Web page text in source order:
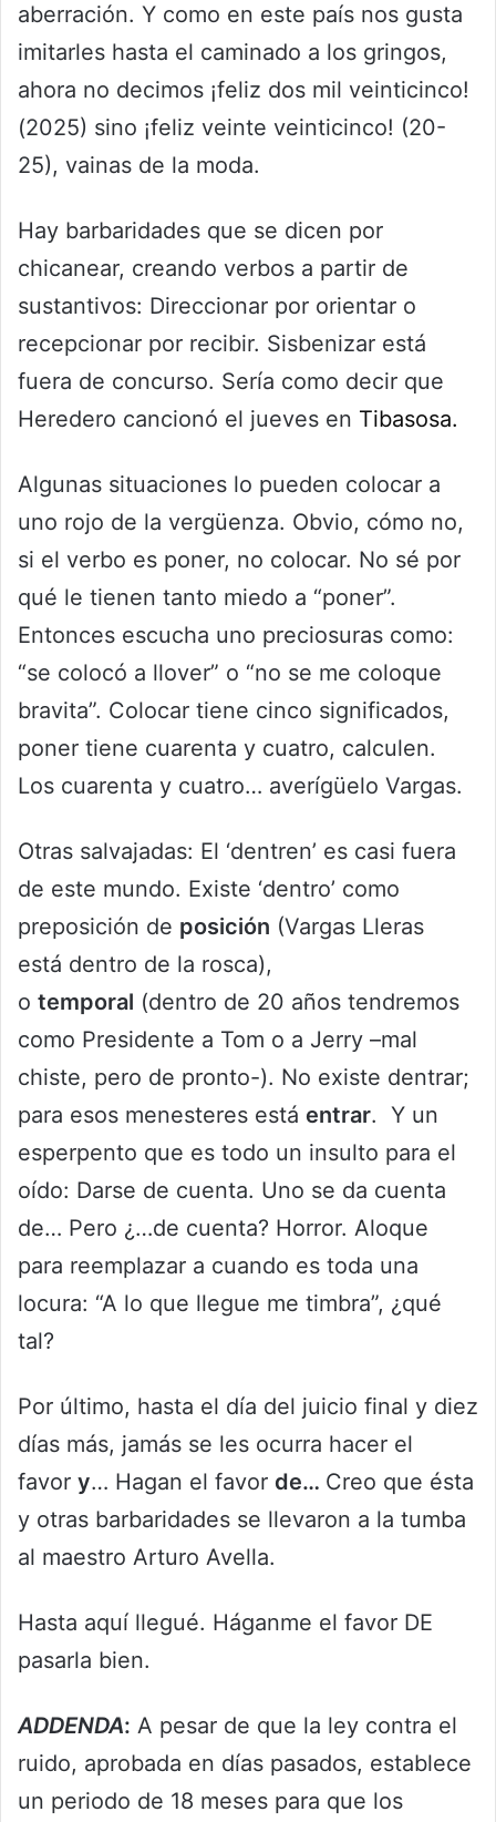
aberración. Y como en este país nos gusta
imitarles hasta el caminado a los gringos,
ahora no decimos ¡feliz dos mil veinticinco!
(2025) sino ¡feliz veinte veinticinco! (20-
25), vainas de la moda.
Hay barbaridades que se dicen por
chicanear, creando verbos a partir de
sustantivos: Direccionar por orientar o
recepcionar por recibir. Sisbenizar está
fuera de concurso. Sería como decir que
Heredero cancionó el jueves en Tibasosa.
Algunas situaciones lo pueden colocar a
uno rojo de la vergüenza. Obvio, cómo no,
si el verbo es poner, no colocar. No sé por
qué le tienen tanto miedo a “poner”.
Entonces escucha uno preciosuras como:
“se colocó a llover” o “no se me coloque
bravita”. Colocar tiene cinco significados,
poner tiene cuarenta y cuatro, calculen.
Los cuarenta y cuatro… averígüelo Vargas.
Otras salvajadas: El ‘dentren’ es casi fuera
de este mundo. Existe ‘dentro’ como
preposición de posición (Vargas Lleras
está dentro de la rosca),
o temporal (dentro de 20 años tendremos
como Presidente a Tom o a Jerry –mal
chiste, pero de pronto-). No existe dentrar;
para esos menesteres está entrar. Y un
esperpento que es todo un insulto para el
oído: Darse de cuenta. Uno se da cuenta
de… Pero ¿…de cuenta? Horror. Aloque
para reemplazar a cuando es toda una
locura: “A lo que llegue me timbra”, ¿qué
tal?
Por último, hasta el día del juicio final y diez
días más, jamás se les ocurra hacer el
favor y… Hagan el favor de… Creo que ésta
y otras barbaridades se llevaron a la tumba
al maestro Arturo Avella.
Hasta aquí llegué. Háganme el favor DE
pasarla bien.
ADDENDA: A pesar de que la ley contra el
ruido, aprobada en días pasados, establece
un periodo de 18 meses para que los